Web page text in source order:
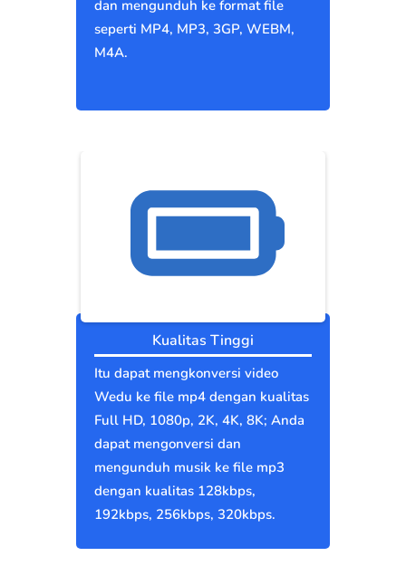
dan mengunduh ke format file
seperti MP4, MP3, 3GP, WEBM,
M4A.
Kualitas Tinggi
Itu dapat mengkonversi video
Wedu ke file mp4 dengan kualitas
Full HD, 1080p, 2K, 4K, 8K; Anda
dapat mengonversi dan
mengunduh musik ke file mp3
dengan kualitas 128kbps,
192kbps, 256kbps, 320kbps.